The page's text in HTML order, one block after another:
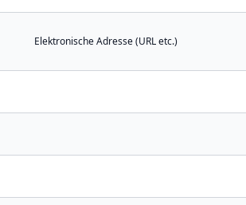
Elektronische Adresse (URL etc.)